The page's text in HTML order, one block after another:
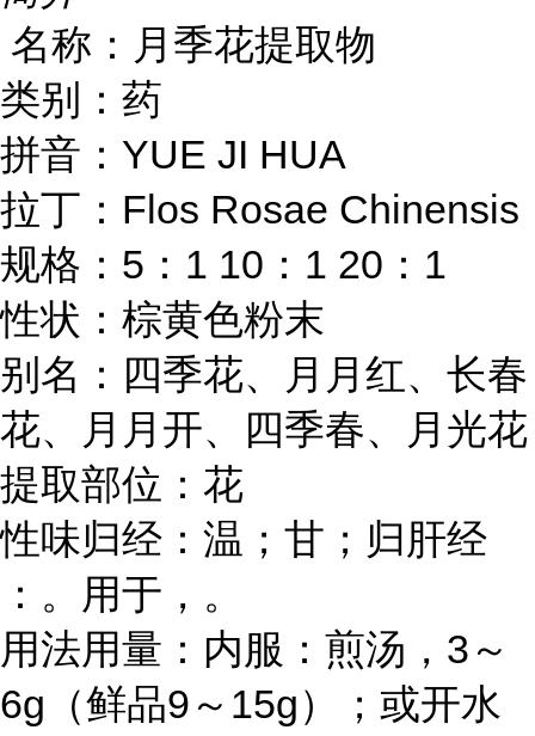
名称：月季花提取物
类别：药
拼音： YUE JI HUA
拉丁： Flos Rosae Chinensis
规格： 5 ： 1 10 ： 1 20 ： 1
性状：棕黄色粉末
别名：四季花、月月红、长春
花、月月开、四季春、月光花
提取部位：花
性味归经：温；甘；归肝经
：。用于，。
用法用量：内服：煎汤， 3 ～
6g （鲜品9 ～ 15g）；或开水